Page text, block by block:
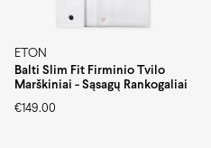
ETON
Balti Slim Fit Firminio Tvilo
Marškiniai - Sąsagų Rankogaliai
€149.00